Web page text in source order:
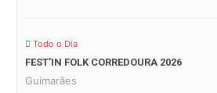
Todo o Dia
FEST’IN FOLK CORREDOURA 2026
Guimarães